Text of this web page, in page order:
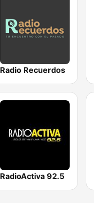
Radio Recuerdos
RadioActiva 92.5